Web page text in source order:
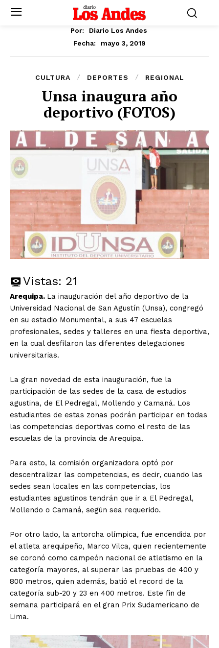
Por:
Diario Los Andes
Fecha:
mayo 3, 2019
CULTURA DEPORTES REGIONAL
Unsa inaugura año
deportivo (FOTOS)
Vistas: 21
Arequipa. La inauguración del año deportivo de la
Universidad Nacional de San Agustín (Unsa), congregó
en su estadio Monumental, a sus 47 escuelas
profesionales, sedes y talleres en una fiesta deportiva,
en la cual desfilaron las diferentes delegaciones
universitarias.
La gran novedad de esta inauguración, fue la
participación de las sedes de la casa de estudios
agustina, de El Pedregal, Mollendo y Camaná. Los
estudiantes de estas zonas podrán participar en todas
las competencias deportivas como el resto de las
escuelas de la provincia de Arequipa.
Para esto, la comisión organizadora optó por
descentralizar las competencias, es decir, cuando las
sedes sean locales en las competencias, los
estudiantes agustinos tendrán que ir a El Pedregal,
Mollendo o Camaná, según sea requerido.
Por otro lado, la antorcha olímpica, fue encendida por
el atleta arequipeño, Marco Vilca, quien recientemente
se coronó como campeón nacional de atletismo en la
categoría mayores, al superar las pruebas de 400 y
800 metros, quien además, batió el record de la
categoría sub-20 y 23 en 400 metros. Este fin de
semana participará en el gran Prix Sudamericano de
Lima.